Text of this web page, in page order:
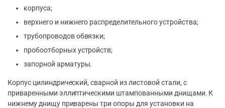
корпуса;
верхнего и нижнего распределительного устройства;
трубопроводов обвязки;
пробоотборных устройств;
запорной арматуры.
Корпус цилиндрический, сварной из листовой стали, с
приваренными эллиптическими штампованными днищами. К
нижнему днищу приварены три опоры для установки на